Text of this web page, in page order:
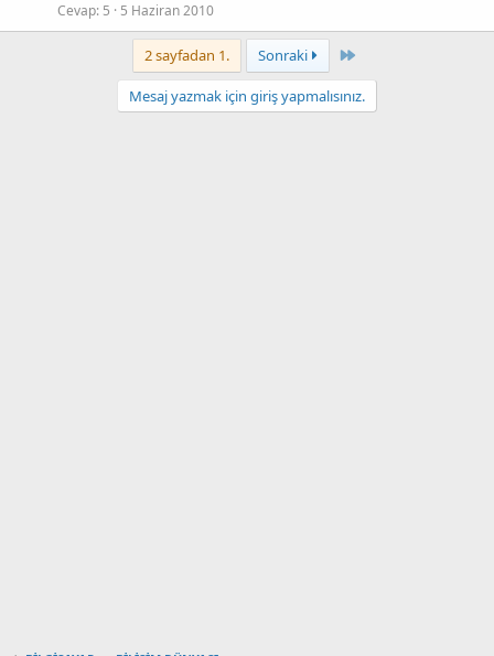
Cevap 5 5 Haziran 2010
2 sayfadan 1. Sonraki Last
Mesaj yazmak için giriş yapmalısınız.